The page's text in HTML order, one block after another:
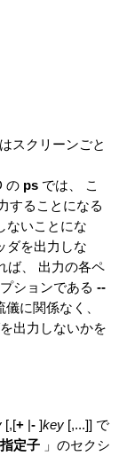
スクリーンごと
の ps では、 こ
することになる
ないことにな
ダを出力しな
ば、 出力の各ペ
ションである --
に関係なく、
出力しないかを
[,[+ |- ]key [,...]] で
定子 」のセクシ